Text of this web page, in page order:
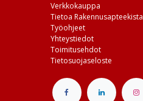
Verkkokauppa
Tietoa Rakennusapteekista
Työohjeet
Yhteystiedot
Toimitusehdot
Tietosuojaseloste